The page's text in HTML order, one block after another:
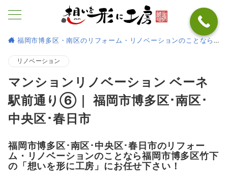
福岡市博多区・南区のリフォーム・リノベーションのことなら
リノベーション
マンションリノベーション ベーネ
駅前通り⑥｜ 福岡市博多区･南区･
中央区･春日市
福岡市博多区･南区･中央区･春日市のリフォー
ム・リノベーションのことなら福岡市博多区竹下
の「想いを形に工房」にお任せ下さい！